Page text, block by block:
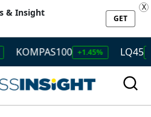
& Insight GET
X
+1.45% LQ45 +1.50%